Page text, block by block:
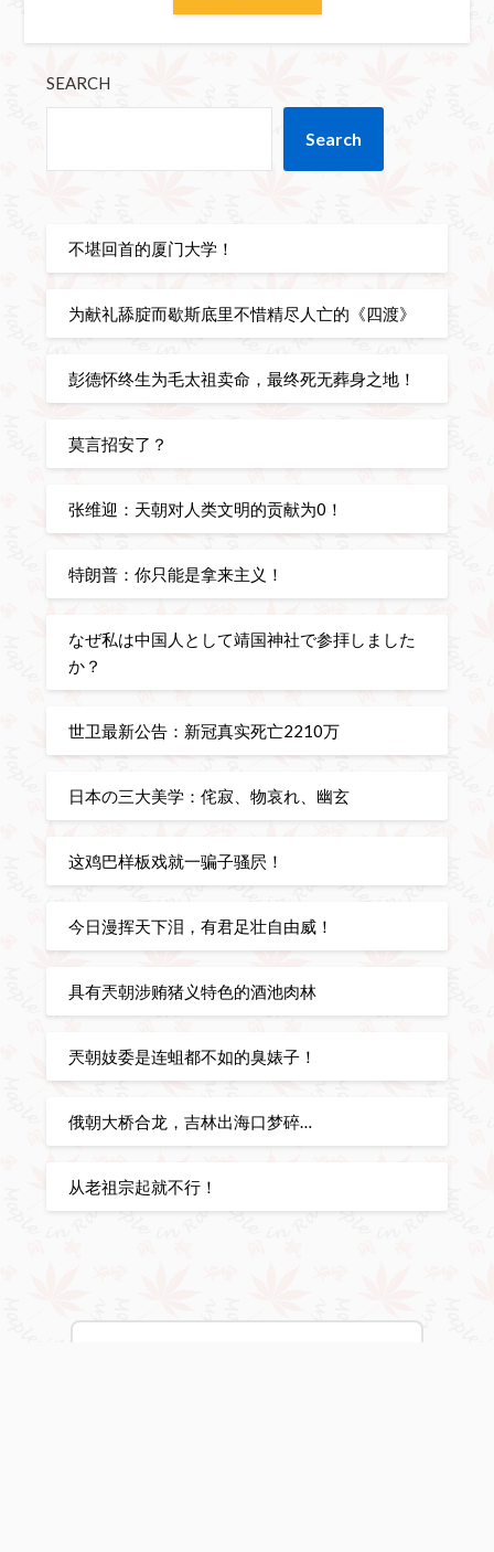
SEARCH
Search
不堪回首的厦门大学！
为献礼舔腚而歇斯底里不惜精尽人亡的《四渡》
彭德怀终生为毛太祖卖命，最终死无葬身之地！
莫言招安了？
张维迎：天朝对人类文明的贡献为0！
特朗普：你只能是拿来主义！
なぜ私は中国人として靖国神社で参拝しました
か？
世卫最新公告：新冠真实死亡2210万
日本の三大美学：侘寂、物哀れ、幽玄
这鸡巴样板戏就一骗子骚屄！
今日漫挥天下泪，有君足壮自由威！
具有兲朝涉贿猪义特色的酒池肉林
兲朝妓委是连蛆都不如的臭婊子！
俄朝大桥合龙，吉林出海口梦碎…
从老祖宗起就不行！